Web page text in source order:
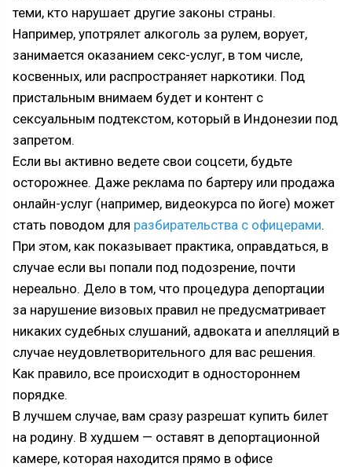
теми, кто нарушает другие законы страны.
Например, употрялет алкоголь за рулем, ворует,
занимается оказанием секс-услуг, в том числе,
косвенных, или распространяет наркотики. Под
пристальным внимаем будет и контент с
сексуальным подтекстом, который в Индонезии под
запретом.
Если вы активно ведете свои соцсети, будьте
осторожнее. Даже реклама по бартеру или продажа
онлайн-услуг (например, видеокурса по йоге) может
стать поводом для разбирательства с офицерами.
При этом, как показывает практика, оправдаться, в
случае если вы попали под подозрение, почти
нереально. Дело в том, что процедура депортации
за нарушение визовых правил не предусматривает
никаких судебных слушаний, адвоката и апелляций в
случае неудовлетворительного для вас решения.
Как правило, все происходит в одностороннем
порядке.
В лучшем случае, вам сразу разрешат купить билет
на родину. В худшем — оставят в депортационной
камере, которая находится прямо в офисе